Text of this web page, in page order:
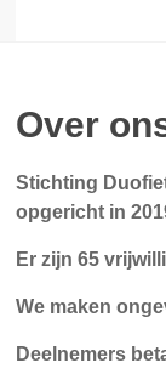
Over
Stichting
opgericht in
Er zijn 65
We maken
Deelnemers